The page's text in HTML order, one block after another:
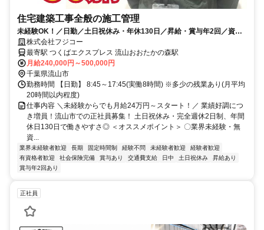
住宅建築工事全般の施工管理
未経験OK！／日勤／土日祝休み・年休130日／昇給・賞与年2回／資格
取得支援あり／中高年の方も活躍中
株式会社フジコー
最寄駅 つくばエクスプレス 流山おおたかの森駅
月給240,000円～500,000円
千葉県流山市
勤務時間 【日勤】 8:45～17:45(実働8時間) ※多少の残業あり(月平均
20時間以内程度)
仕事内容 ＼未経験からでも月給24万円～スタート！／ 業績好調につ
き増員！流山市での正社員募集！ 土日祝休み・完全週休2日制、年間
休日130日で働きやすさ◎ ＜オススメポイント＞ 〇業界未経験・無
資...
業界未経験者歓迎 長期 固定時間制 経験不問 未経験者歓迎
経験者歓迎
有資格者歓迎
社会保険完備 賞与あり 交通費支給 日中 土日祝休み
昇給あり
賞与年2回あり
正社員